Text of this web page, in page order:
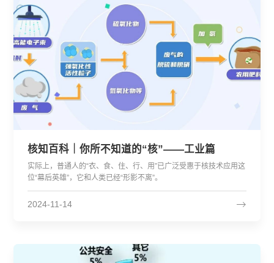
核知百科｜你所不知道的“核”——工业篇
实际上，普通人的“衣、食、住、行、用”已广泛受惠于核技术应用这
位“幕后英雄”，它和人类已经“形影不离”。
2024-11-14